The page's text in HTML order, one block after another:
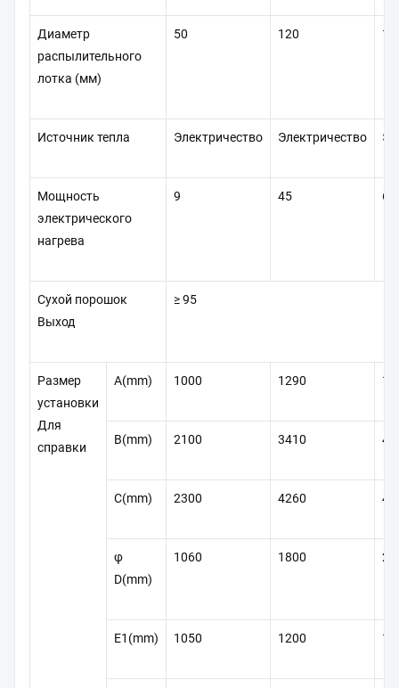
Диаметр
распылительного
лотка (мм)
50 120
Источник тепла Электричество Электричество
Мощность
электрического
нагрева
9 45 60
Сухой порошок
Выход
≥ 95
Размер
установки
Для
справки
A(mm) 1000 1290
B(mm) 2100 3410
C(mm) 2300 4260
φ
D(mm)
1060 1800
E1(mm) 1050 1200